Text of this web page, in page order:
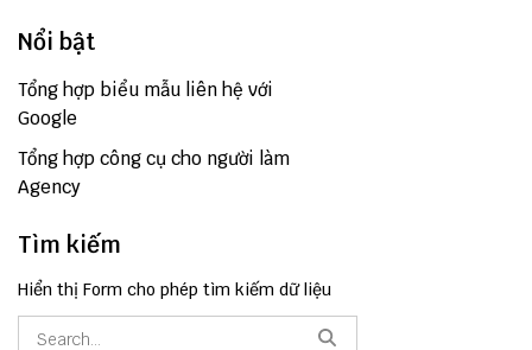
Nổi bật
Tổng hợp biểu mẫu liên hệ với
Google
Tổng hợp công cụ cho người làm
Agency
Tìm kiếm
Hiển thị Form cho phép tìm kiếm dữ liệu